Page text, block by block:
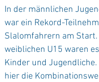
In der männlichen
war ein Rekord-
Slalomfahrern am
weiblichen U15 waren
Kinder und Jugendliche.
hier die